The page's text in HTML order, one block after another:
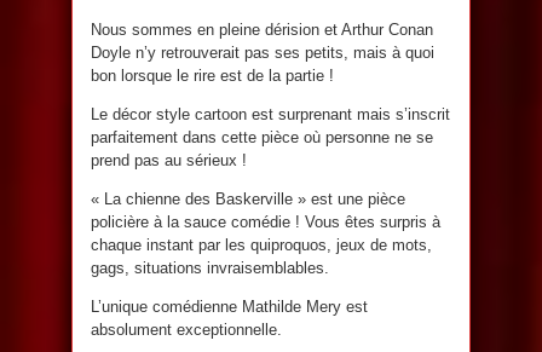
Nous sommes en pleine dérision et Arthur Conan
Doyle n’y retrouverait pas ses petits, mais à quoi
bon lorsque le rire est de la partie !
Le décor style cartoon est surprenant mais s’inscrit
parfaitement dans cette pièce où personne ne se
prend pas au sérieux !
« La chienne des Baskerville » est une pièce
policière à la sauce comédie ! Vous êtes surpris à
chaque instant par les quiproquos, jeux de mots,
gags, situations invraisemblables.
L’unique comédienne Mathilde Mery est
absolument exceptionnelle.